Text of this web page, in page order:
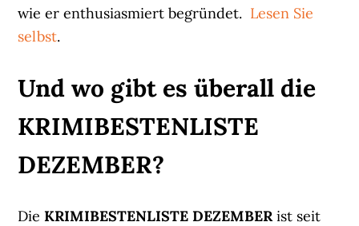
wie er enthusiasmiert begründet. Lesen Sie
selbst.
Und wo gibt es überall die
KRIMIBESTENLISTE
DEZEMBER?
DieKRIMIBESTENLISTE DEZEMBERist seit